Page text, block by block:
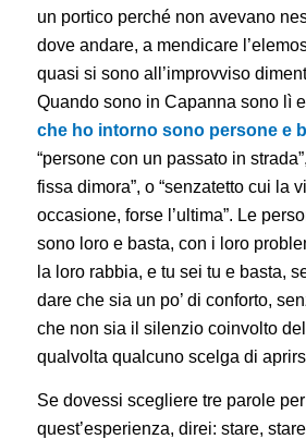
un portico perché non avevano
dove andare, a mendicare
quasi si sono all’improvviso
Quando sono in Capanna sono lì
che ho intorno sono persone e
“persone con un passato in
fissa dimora”, o “senzatetto cui la
occasione, forse l’ultima”. Le
sono loro e basta, con i loro
la loro rabbia, e tu sei tu e basta,
dare che sia un po’ di conforto,
che non sia il silenzio coinvolto
qualvolta qualcuno scelga di
Se dovessi scegliere tre parole
quest’esperienza, direi: stare,